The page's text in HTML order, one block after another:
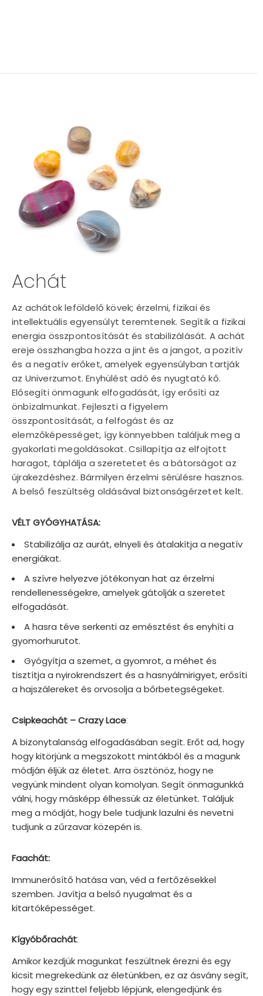
Achát
Az achátok leföldelő kövek; érzelmi, fizikai és
intellektuális egyensúlyt teremtenek. Segítik a fizikai
energia összpontosítását és stabilizálását. A achát
ereje összhangba hozza a jint és a jangot, a pozitív
és a negatív erőket, amelyek egyensúlyban tartják
az Univerzumot. Enyhülést adó és nyugtató kő.
Elősegíti önmagunk elfogadását, így erősíti az
önbizalmunkat. Fejleszti a figyelem
összpontosítását, a felfogást és az
elemzőképességet, így könnyebben találjuk meg a
gyakorlati megoldásokat. Csillapítja az elfojtott
haragot, táplálja a szeretetet és a bátorságot az
újrakezdéshez. Bármilyen érzelmi sérülésre hasznos.
A belső feszültség oldásával biztonságérzetet kelt.
VÉLT GYÓGYHATÁSA:
Stabilizálja az aurát, elnyeli és átalakítja a negatív
energiákat.
A szívre helyezve jótékonyan hat az érzelmi
rendellenességekre, amelyek gátolják a szeretet
elfogadását.
A hasra téve serkenti az emésztést és enyhíti a
gyomorhurutot.
Gyógyítja a szemet, a gyomrot, a méhet és
tisztítja a nyirokrendszert és a hasnyálmirigyet, erősíti
a hajszálereket és orvosolja a bőrbetegségeket.
Csipkeachát – Crazy Lace:
A bizonytalanság elfogadásában segít. Erőt ad, hogy
hogy kitörjünk a megszokott mintákból és a magunk
módján éljük az életet. Arra ösztönöz, hogy ne
vegyünk mindent olyan komolyan. Segít önmagunkká
válni, hogy másképp élhessük az életünket. Találjuk
meg a módját, hogy bele tudjunk lazulni és nevetni
tudjunk a zűrzavar közepén is.
Faachát:
Immunerősítő hatása van, véd a fertőzésekkel
szemben. Javítja a belső nyugalmat és a
kitartóképességet.
Kígyóbőrachát:
Amikor kezdjük magunkat feszültnek érezni és egy
kicsit megrekedünk az életünkben, ez az ásvány segít,
hogy egy szinttel feljebb lépjünk, elengedjünk és